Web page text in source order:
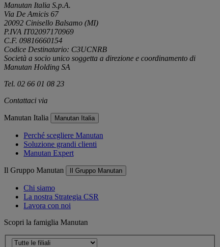
Manutan Italia S.p.A.
Via De Amicis 67
20092 Cinisello Balsamo (MI)
P.IVA IT02097170969
C.F. 09816660154
Codice Destinatario: C3UCNRB
Società a socio unico soggetta a direzione e coordinamento di
Manutan Holding SA
Tel. 02 66 01 08 23
Contattaci via
Manutan Italia Manutan Italia
Perché scegliere Manutan
Soluzione grandi clienti
Manutan Expert
Il Gruppo Manutan Il Gruppo Manutan
Chi siamo
La nostra Strategia CSR
Lavora con noi
Scopri la famiglia Manutan